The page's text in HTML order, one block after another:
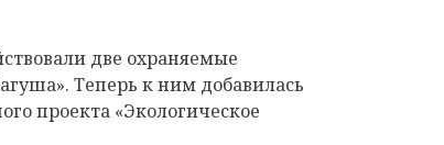
две охраняемые
Теперь к ним добавилась
проекта «Экологическое